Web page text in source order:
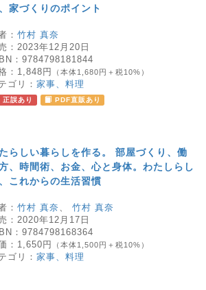
家づくりのポイント
： 竹村 真奈
： 2023年12月20日
： 9784798181844
： 1,848円 （本体1,680円＋税10%）
ゴリ： 家事、料理
正誤あり PDF直販あり
らしい暮らしを作る。 部屋づくり、働
、時間術、お金、心と身体。わたしらし
これからの生活習慣
： 竹村 真奈
竹村 真奈
： 2020年12月17日
： 9784798168364
： 1,650円 （本体1,500円＋税10%）
ゴリ： 家事、料理